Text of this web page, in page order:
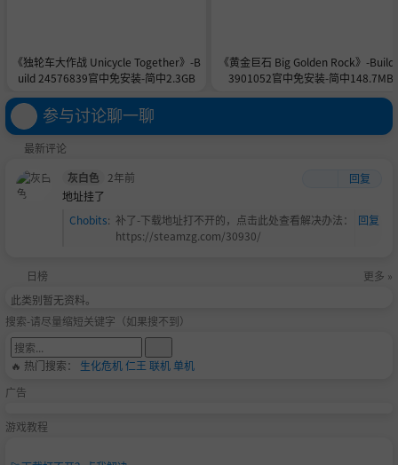
《独轮车大作战 Unicycle Together》-B
uild 24576839官中免安装-简中2.3GB
《黄金巨石 Big Golden Rock》-Build
3901052官中免安装-简中148.7MB
参与讨论聊一聊
最新评论
灰白色 2年前
回复
地址挂了
Chobits: 补了-下载地址打不开的，点击此处查看解决办法：
https://steamzg.com/30930/
回复
日榜
更多 »
此类别暂无资料。
搜索-请尽量缩短关键字（如果搜不到）
🔥 热门搜索： 生化危机仁王 联机单机
广告
游戏教程